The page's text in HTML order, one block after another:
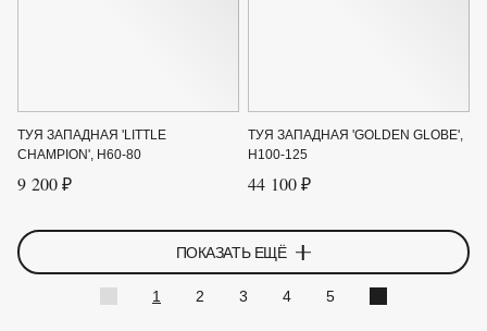
ТУЯ ЗАПАДНАЯ 'LITTLE
CHAMPION', H60-80
9 200 ₽
ТУЯ ЗАПАДНАЯ 'GOLDEN GLOBE',
H100-125
44 100 ₽
ПОКАЗАТЬ ЕЩЁ
1 2 3 4 5